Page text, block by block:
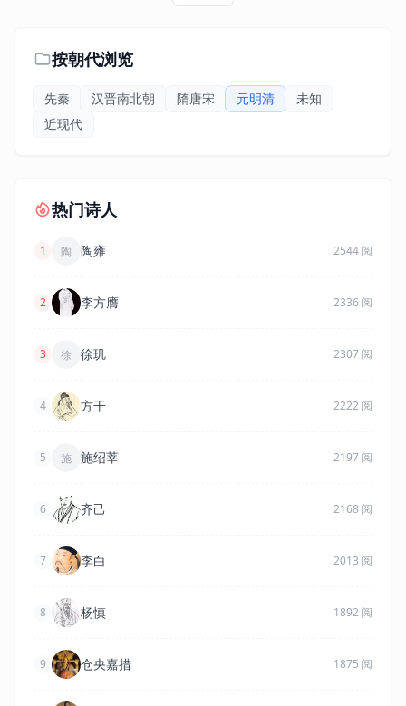
按朝代浏览
先秦 汉晋南北朝 隋唐宋 元明清
未知
近现代
热门诗人
1 陶 陶雍 2544 阅
2 李方膺 2336 阅
3 徐 徐玑 2307 阅
4 方干 2222 阅
5 施 施绍莘 2197 阅
6 齐己 2168 阅
7 李白 2013 阅
8 杨慎 1892 阅
9 仓央嘉措 1875 阅